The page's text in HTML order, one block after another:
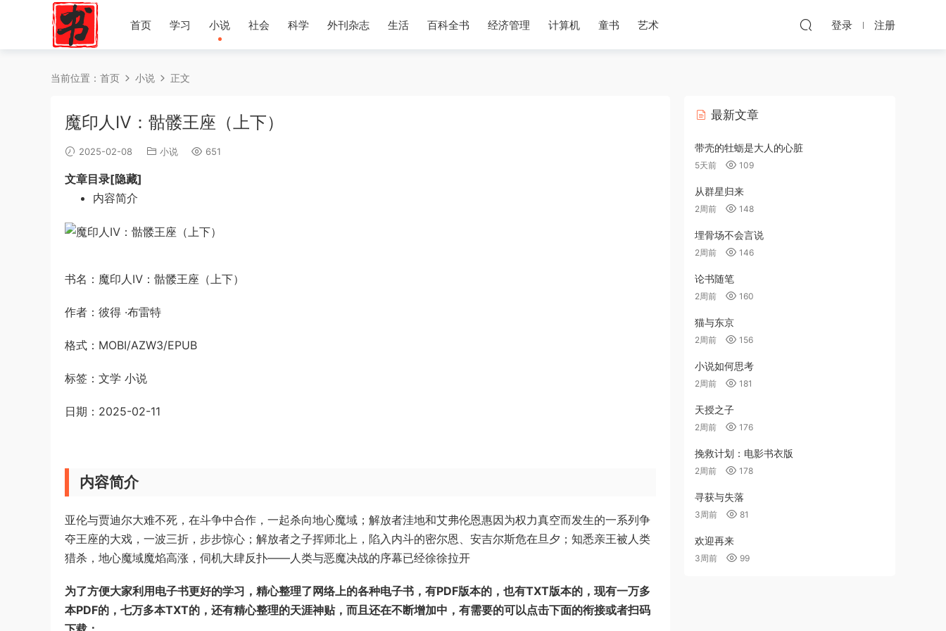
首页 学习 小说 社会 科学 外刊杂志 生活 百科全书 经济管理 计算机 童书 艺术 登录 注册
当前位置： 首页 小说 正文
魔印人Ⅳ：骷髅王座（上下）
2025-02-08 小说 651
文章目录[隐藏]
内容简介
书名：魔印人Ⅳ：骷髅王座（上下）
作者：彼得 ·布雷特
格式：MOBI/AZW3/EPUB
标签：文学 小说
日期：2025-02-11
内容简介
亚伦与贾迪尔大难不死，在斗争中合作，一起杀向地心魔域；解放者洼地和艾弗伦恩惠因为权力真空而发生的一系列争
夺王座的大戏，一波三折，步步惊心；解放者之子挥师北上，陷入内斗的密尔恩、安吉尔斯危在旦夕；知悉亲王被人类
猎杀，地心魔域魔焰高涨，伺机大肆反扑——人类与恶魔决战的序幕已经徐徐拉开
为了方便大家利用电子书更好的学习，精心整理了网络上的各种电子书，有PDF版本的，也有TXT版本的，现有一万多
本PDF的，七万多本TXT的，还有精心整理的天涯神贴，而且还在不断增加中，有需要的可以点击下面的衔接或者扫码
最新文章
带壳的牡蛎是大人的心脏
5天前 109
从群星归来
2周前 148
埋骨场不会言说
2周前 146
论书随笔
2周前 160
猫与东京
2周前 156
小说如何思考
2周前 181
天授之子
2周前 176
挽救计划：电影书衣版
2周前 178
寻获与失落
3周前 81
欢迎再来
3周前 99